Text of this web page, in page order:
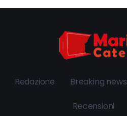
Redazione Breaking news
Recensioni